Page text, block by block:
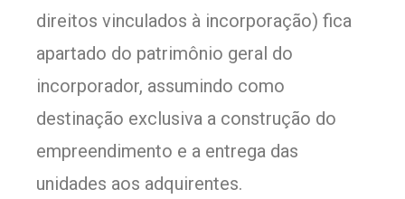
direitos vinculados à incorporação) fica
apartado do patrimônio geral do
incorporador, assumindo como
destinação exclusiva a construção do
empreendimento e a entrega das
unidades aos adquirentes.